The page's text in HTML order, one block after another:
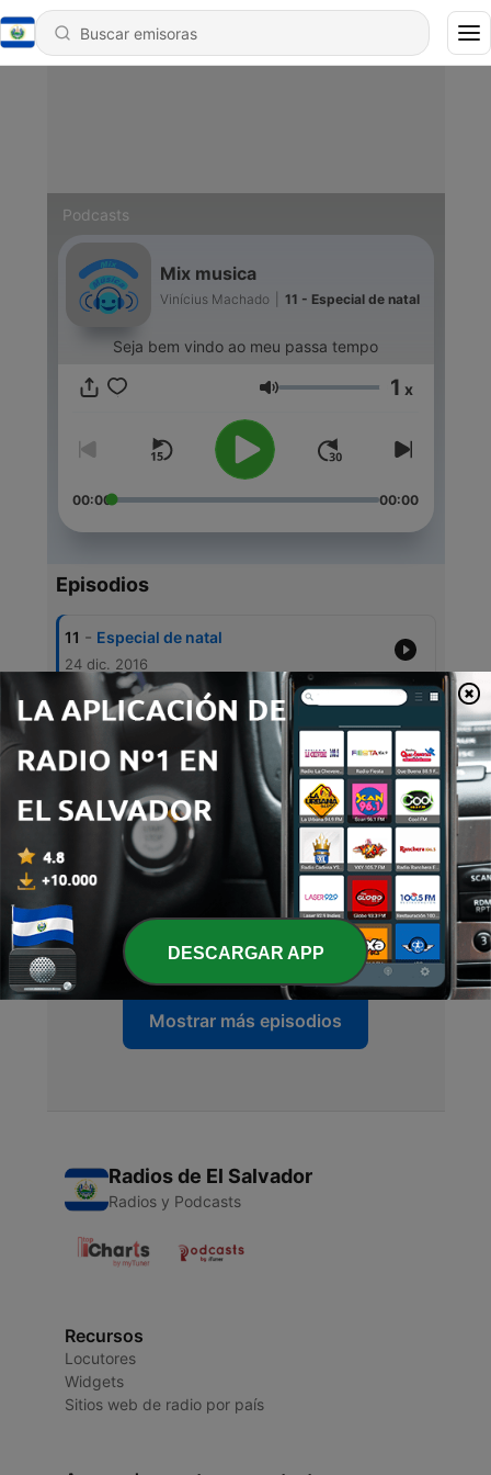
Podcasts
Mix musica
Vinícius Machado 11 - Especial de natal
Seja bem vindo ao meu passa tempo
Volumen 1 x
00:00 00:00
Episodios
11 - Especial de natal
24 dic. 2016
10 - Especial TIAGO IORC
9 - Mix Musica
21 oct. 2016
Mix Musica de ano novo
31 dic. 2015
7 mix musica
23 oct. 2015
Mostrar más episodios
Radios de El Salvador
Radios y Podcasts
Recursos
Locutores
Widgets
Sitios web de radio por país
DESCARGAR APP